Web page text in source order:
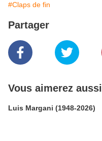
#Claps de fin
Partager
Vous aimerez aussi
Luis Margani (1948-2026)